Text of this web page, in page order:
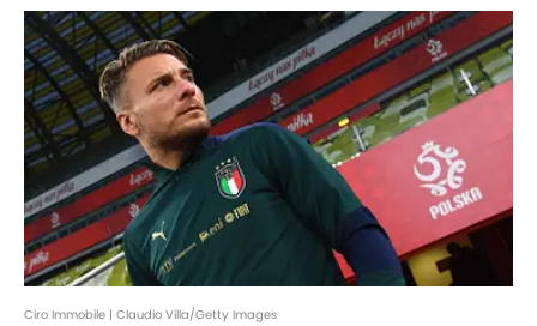
Ciro Immobile | Claudio Villa/Getty Images